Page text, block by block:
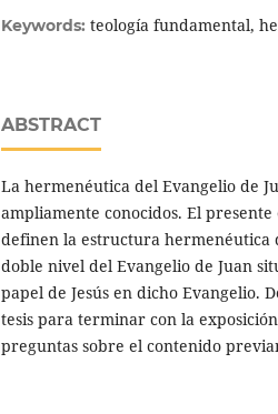
Keywords: teología fundamental,
ABSTRACT
La hermenéutica del Evangelio de
ampliamente conocidos. El
definen la estructura hermenéutica
doble nivel del Evangelio de Juan
papel de Jesús en dicho Evangelio.
tesis para terminar con la
preguntas sobre el contenido